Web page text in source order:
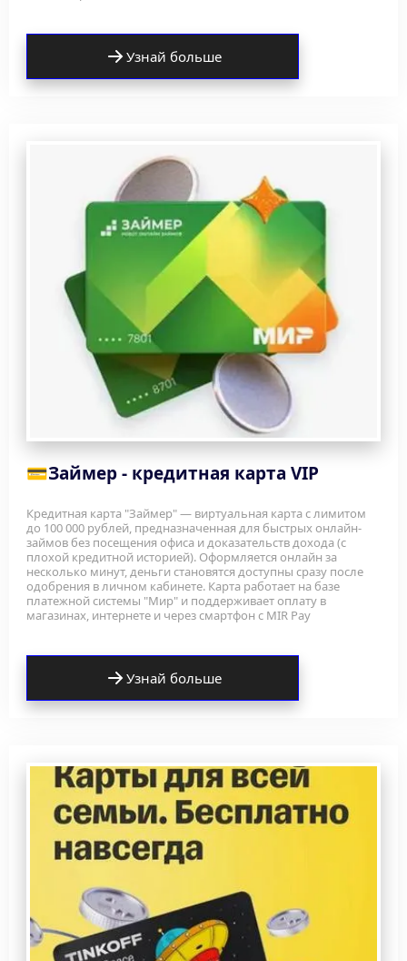
Узнай больше
💳Займер - кредитная карта VIP
Кредитная карта "Займер" — виртуальная карта с лимитом
до 100 000 рублей, предназначенная для быстрых онлайн-
займов без посещения офиса и доказательств дохода (с
плохой кредитной историей). Оформляется онлайн за
несколько минут, деньги становятся доступны сразу после
одобрения в личном кабинете. Карта работает на базе
платежной системы "Мир" и поддерживает оплату в
магазинах, интернете и через смартфон с MIR Pay
Узнай больше